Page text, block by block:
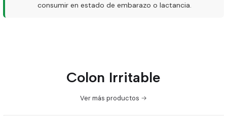
consumir en estado de embarazo o lactancia.
Colon Irritable
Ver más productos